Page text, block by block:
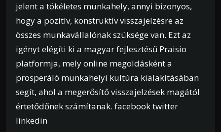
jelent a tökéletes munkahely, annyi bizonyos,
hogy a pozitív, konstruktív visszajelzésre az
összes munkavállalónak szüksége van. Ezt az
igényt elégíti ki a magyar fejlesztésű Praisio
platformja, mely online megoldásként a
prosperáló munkahelyi kultúra kialakításában
segít, ahol a megerősítő visszajelzések magától
értetődőnek számítanak. facebook twitter
linkedin